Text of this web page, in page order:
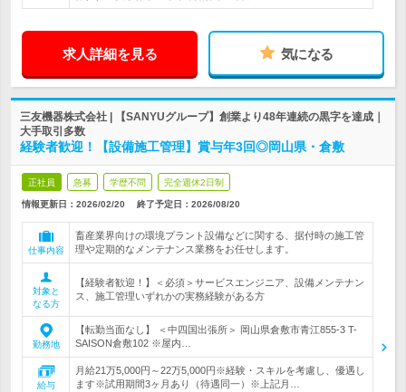
求人詳細を見る 気になる
三友機器株式会社 | 【SANYUグループ】創業より48年連続の黒字を達成｜
大手取引多数
経験者歓迎！【設備施工管理】賞与年3回◎岡山県・倉敷
正社員 急募 学歴不問 完全週休2日制
情報更新日：2026/02/20 終了予定日： 2026/08/20
仕事内容
畜産業界向けの環境プラント設備などに関する、据付時の施工管
理や定期的なメンテナンス業務をお任せします。
対象と
なる方
【経験者歓迎！】＜必須＞サービスエンジニア、設備メンテナン
ス、施工管理いずれかの実務経験がある方
勤務地
【転勤当面なし】 ＜中四国出張所＞ 岡山県倉敷市青江855-3 T-
SAISON倉敷102 ※屋内…
給与
月給21万5,000円～22万5,000円※経験・スキルを考慮し、優遇し
ます※試用期間3ヶ月あり（待遇同一）※上記月…